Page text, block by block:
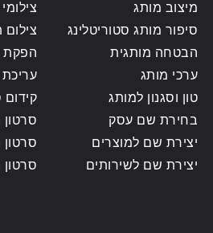
מיצוב מותג
סיפור מותג סטוריטלינג
הבטחה מותגית
ערכי מותג
טון וסגנון למותג
בחירת שם עסק
יצירת שם למוצרים
יצירת שם לשירותים
הפקת
עריכת
קידום